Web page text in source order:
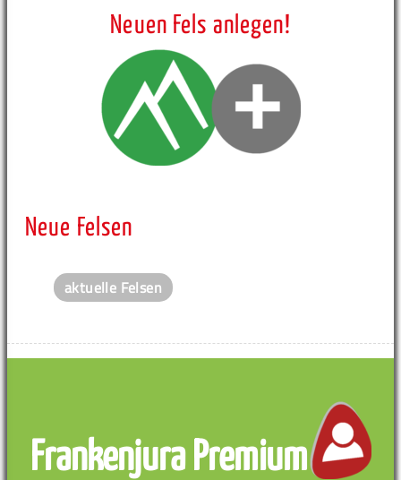
Neuen Fels anlegen!
Neue Felsen
aktuelle Felsen
Frankenjura Premium